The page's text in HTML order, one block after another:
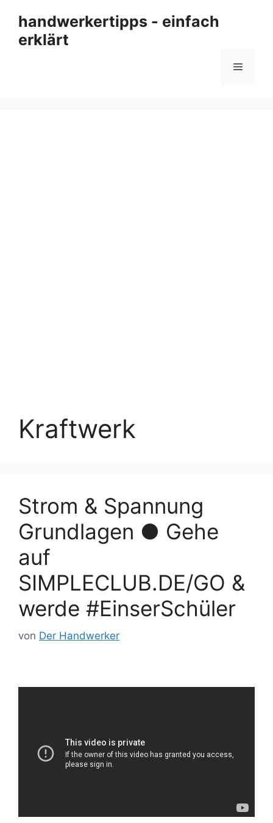
Inhalt
springen
handwerkertipps - einfach
erklärt
Menü
Kraftwerk
Strom & Spannung
Grundlagen ● Gehe
auf
SIMPLECLUB.DE/GO &
werde #EinserSchüler
von Der Handwerker